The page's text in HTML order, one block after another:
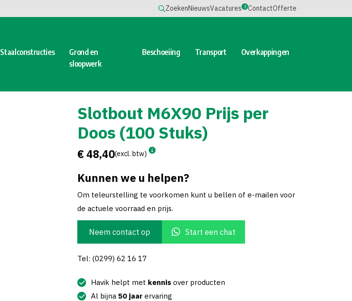
ZoekenNieuwsVacatures 3 ContactOfferte
Staalconstructies
Grond en
sloopwerk
Beschoeiing Transport Overkappingen
Slotbout M6X90 Prijs per
Doos (100 Stuks)
€ 48,40(excl. btw)
Kunnen we u helpen?
Om teleurstelling te voorkomen kunt u bellen of e-mailen voor
de actuele voorraad en prijs.
Neem contact op Start een chat
Tel: (0299) 62 16 17
Havik helpt met kennis over producten
Al bijna 50 jaar ervaring